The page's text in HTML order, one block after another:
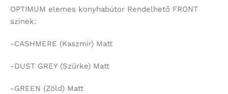
OPTIMUM elemes konyhabútor Rendelhető FRONT
színek:
-CASHMERE (Kaszmir) Matt
-DUST GREY (Szürke) Matt
-GREEN (Zöld) Matt